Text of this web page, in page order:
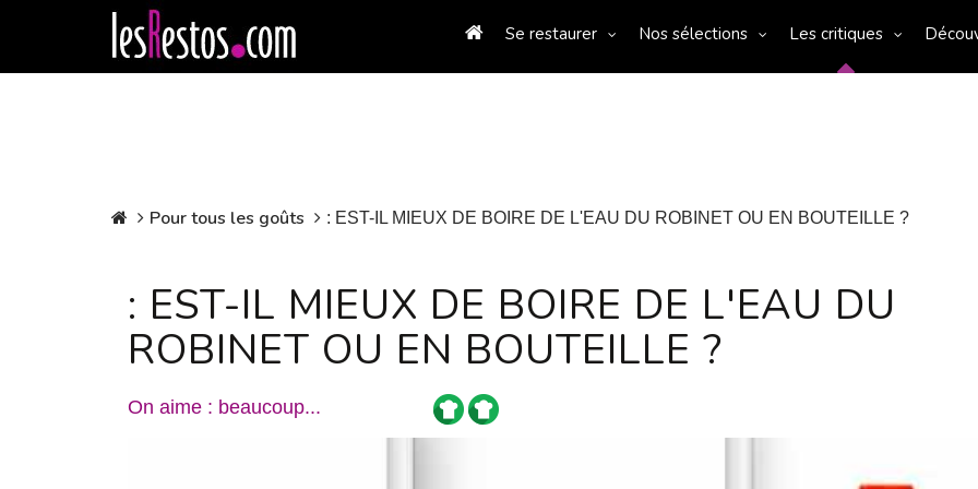
Se restaurer Nos sélections Les critiques
Pour tous les goûts : EST-IL MIEUX DE BOIRE DE L'EAU DU ROBINET OU EN BOUTEILLE ?
: EST-IL MIEUX DE BOIRE DE L'EAU DU
ROBINET OU EN BOUTEILLE ?
On aime : beaucoup...